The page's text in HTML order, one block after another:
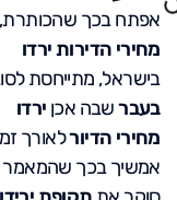
אפתח בכך שהכותרת,
מחירי הדירות ירדו
בישראל, מתייחסת
בעברשבה אכן ירדו
מחירי הדיורלאורך
אמשיך בכך שהמאמר